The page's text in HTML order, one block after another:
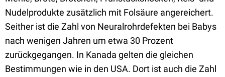
Nudelprodukte zusätzlich mit Folsäure angereichert.
Seither ist die Zahl von Neuralrohrdefekten bei Babys
nach wenigen Jahren um etwa 30 Prozent
zurückgegangen. In Kanada gelten die gleichen
Bestimmungen wie in den USA. Dort ist auch die Zahl